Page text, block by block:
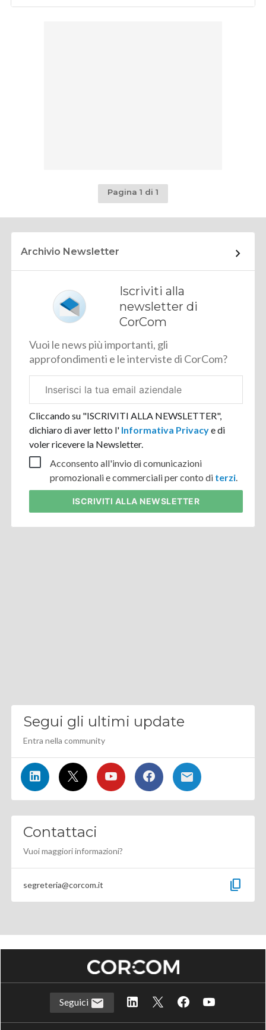
Pagina 1 di 1
Archivio Newsletter
Iscriviti alla
newsletter di
CorCom
Vuoi le news più importanti, gli
approfondimenti e le interviste di CorCom?
aziendale
Cliccando su "ISCRIVITI ALLA NEWSLETTER",
dichiaro di aver letto l' Informativa Privacye di
voler ricevere la Newsletter.
Acconsento all'invio di comunicazioni
promozionali e commerciali per conto di terzi.
ISCRIVITI ALLA NEWSLETTER
Segui gli ultimi update
Entra nella community
Contattaci
Vuoi maggiori informazioni?
segreteria@corcom.it content_copy
Seguici